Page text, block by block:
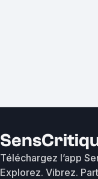
Téléchargez l’app
Explorez. Vibrez.